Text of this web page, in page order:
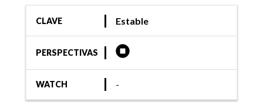
CLAVE Estable
PERSPECTIVAS
WATCH -